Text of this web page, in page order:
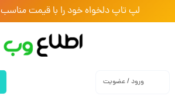
لپ تاپ دلخواه خود را با قیمت مناسب
ورود / عضویت